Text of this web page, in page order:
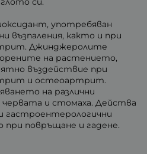
употребяван
възпаления, както и при
Джинджеролите
на растението,
въздействие при
и остеоартрит.
на различни
и стомаха. Действа
гастроентерологични
при повръщане и гадене.